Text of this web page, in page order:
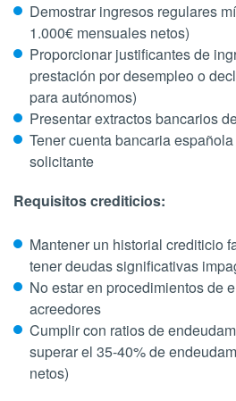
Demostrar ingresos regulares
1.000€ mensuales netos)
Proporcionar justificantes de
prestación por desempleo o
para autónomos)
Presentar extractos bancarios
Tener cuenta bancaria
solicitante
Requisitos crediticios:
Mantener un historial crediticio
tener deudas significativas
No estar en procedimientos de
acreedores
Cumplir con ratios de
superar el 35-40% de
netos)